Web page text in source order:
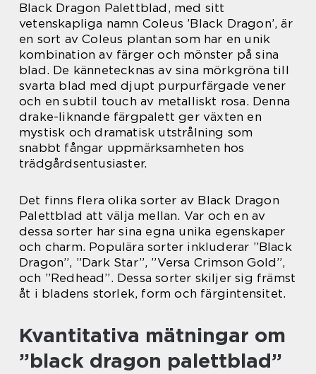
Black Dragon Palettblad, med sitt
vetenskapliga namn Coleus ’Black Dragon’, är
en sort av Coleus plantan som har en unik
kombination av färger och mönster på sina
blad. De kännetecknas av sina mörkgröna till
svarta blad med djupt purpurfärgade vener
och en subtil touch av metalliskt rosa. Denna
drake-liknande färgpalett ger växten en
mystisk och dramatisk utstrålning som
snabbt fångar uppmärksamheten hos
trädgårdsentusiaster.
Det finns flera olika sorter av Black Dragon
Palettblad att välja mellan. Var och en av
dessa sorter har sina egna unika egenskaper
och charm. Populära sorter inkluderar ”Black
Dragon”, ”Dark Star”, ”Versa Crimson Gold”,
och ”Redhead”. Dessa sorter skiljer sig främst
åt i bladens storlek, form och färgintensitet.
Kvantitativa mätningar om
”black dragon palettblad”